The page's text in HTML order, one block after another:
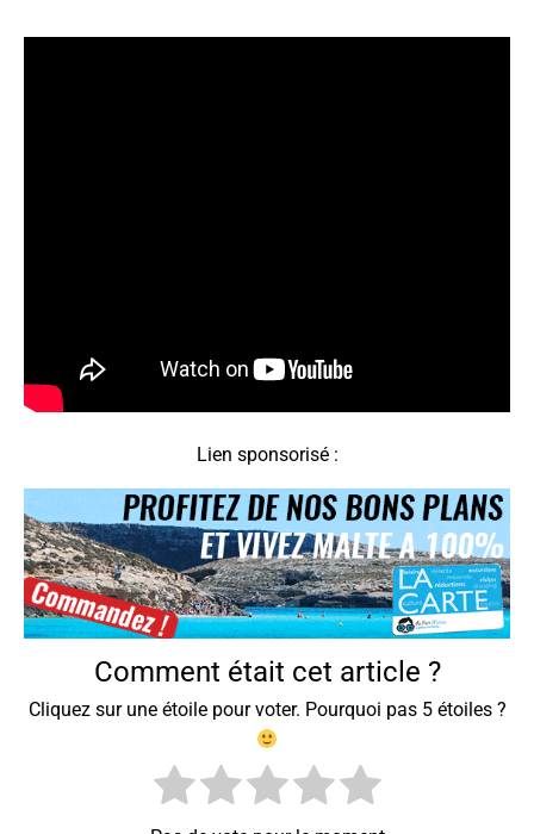
Lien sponsorisé :
Comment était cet article ?
Cliquez sur une étoile pour voter. Pourquoi pas 5 étoiles ?